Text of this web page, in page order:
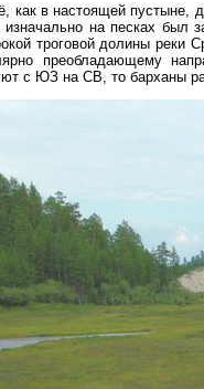
как в настоящей пустыне,
на песках был
троговой долины реки
преобладающему
с ЮЗ на СВ, то барханы